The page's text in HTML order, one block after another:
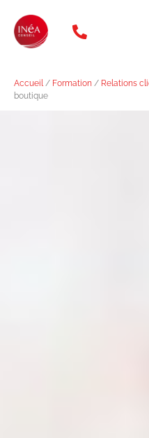
Accueil/ Formation / Relations
boutique